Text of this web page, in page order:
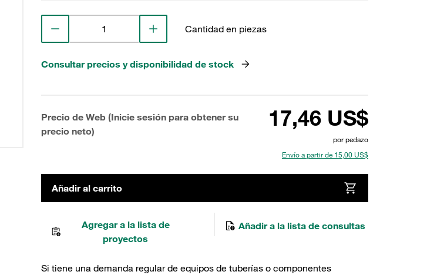
Cantidad en piezas
Consultar precios y disponibilidad de stock
Precio de Web (Inicie sesión para obtener su
precio neto)
17,46 US$
por pedazo
Envío a partir de 15,00 US$
Añadir al carrito
Agregar a la lista de
proyectos
Añadir a la lista de consultas
Si tiene una demanda regular de equipos de tuberías o componentes